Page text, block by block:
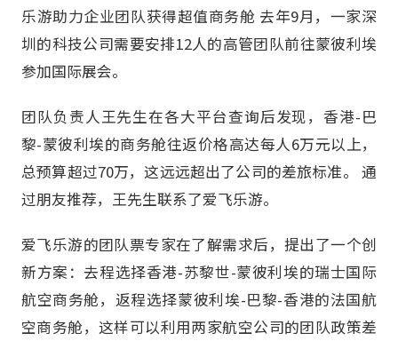
乐游助力企业团队获得超值商务舱 去年9月，一家深
圳的科技公司需要安排12人的高管团队前往蒙彼利埃
参加国际展会。
团队负责人王先生在各大平台查询后发现，香港-巴
黎-蒙彼利埃的商务舱往返价格高达每人6万元以上，
总预算超过70万，这远远超出了公司的差旅标准。 通
过朋友推荐，王先生联系了爱飞乐游。
爱飞乐游的团队票专家在了解需求后，提出了一个创
新方案：去程选择香港-苏黎世-蒙彼利埃的瑞士国际
航空商务舱，返程选择蒙彼利埃-巴黎-香港的法国航
空商务舱，这样可以利用两家航空公司的团队政策差